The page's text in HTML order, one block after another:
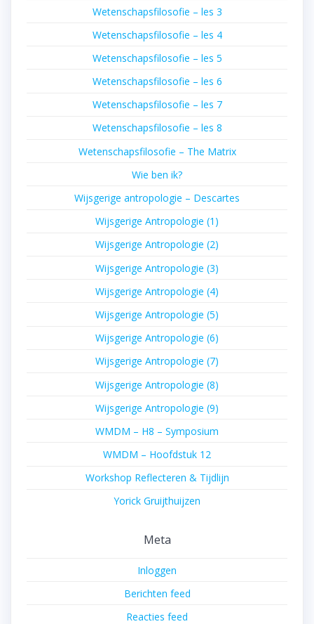
Wetenschapsfilosofie – les 3
Wetenschapsfilosofie – les 4
Wetenschapsfilosofie – les 5
Wetenschapsfilosofie – les 6
Wetenschapsfilosofie – les 7
Wetenschapsfilosofie – les 8
Wetenschapsfilosofie – The Matrix
Wie ben ik?
Wijsgerige antropologie – Descartes
Wijsgerige Antropologie (1)
Wijsgerige Antropologie (2)
Wijsgerige Antropologie (3)
Wijsgerige Antropologie (4)
Wijsgerige Antropologie (5)
Wijsgerige Antropologie (6)
Wijsgerige Antropologie (7)
Wijsgerige Antropologie (8)
Wijsgerige Antropologie (9)
WMDM – H8 – Symposium
WMDM – Hoofdstuk 12
Workshop Reflecteren & Tijdlijn
Yorick Gruijthuijzen
Meta
Inloggen
Berichten feed
Reacties feed